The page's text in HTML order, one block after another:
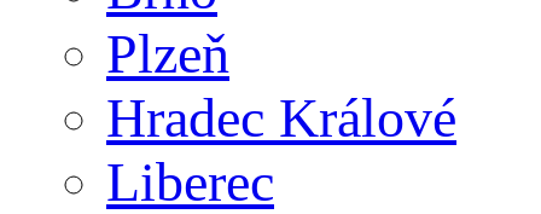
Plzeň
Hradec Králové
Liberec